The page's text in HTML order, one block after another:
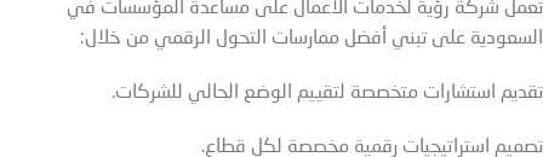
تعمل شركة رؤية لخدمات الأعمال على مساعدة المؤسسات في
السعودية على تبني أفضل ممارسات التحول الرقمي من خلال:
تقديم استشارات متخصصة لتقييم الوضع الحالي للشركات.
تصميم استراتيجيات رقمية مخصصة لكل قطاع.